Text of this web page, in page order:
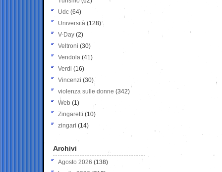
Udc (64)
Università (128)
V-Day (2)
Veltroni (30)
Vendola (41)
Verdi (16)
Vincenzi (30)
violenza sulle donne (342)
Web (1)
Zingaretti (10)
zingari (14)
Archivi
Agosto 2026 (138)